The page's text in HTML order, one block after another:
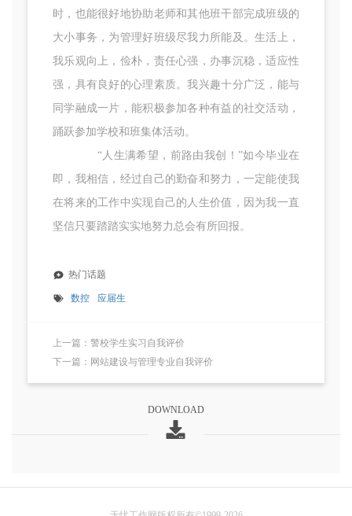
时，也能很好地协助老师和其他班干部完成班级的
大小事务，为管理好班级尽我力所能及。生活上，
我乐观向上，俭朴，责任心强，办事沉稳，适应性
强，具有良好的心理素质。我兴趣十分广泛，能与
同学融成一片，能积极参加各种有益的社交活动，
踊跃参加学校和班集体活动。
“人生满希望，前路由我创！”如今毕业在
即，我相信，经过自己的勤奋和努力，一定能使我
在将来的工作中实现自己的人生价值，因为我一直
坚信只要踏踏实实地努力总会有所回报。
热门话题
数控 应届生
上一篇：警校学生实习自我评价
下一篇：网站建设与管理专业自我评价
DOWNLOAD